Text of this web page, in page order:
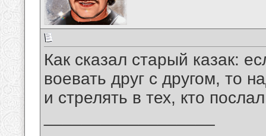
Как сказал старый казак:
воевать друг с другом, то
и стрелять в тех, кто